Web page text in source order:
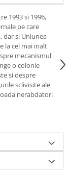
1993 si 1996,
pe care
dar si Uniunea
la cel mai inalt
mecanismul
o colonie
si despre
sclivisite ale
nerabdatori